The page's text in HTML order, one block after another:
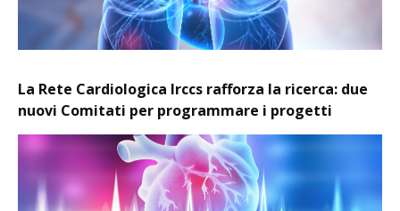
La Rete Cardiologica Irccs rafforza la ricerca: due
nuovi Comitati per programmare i progetti